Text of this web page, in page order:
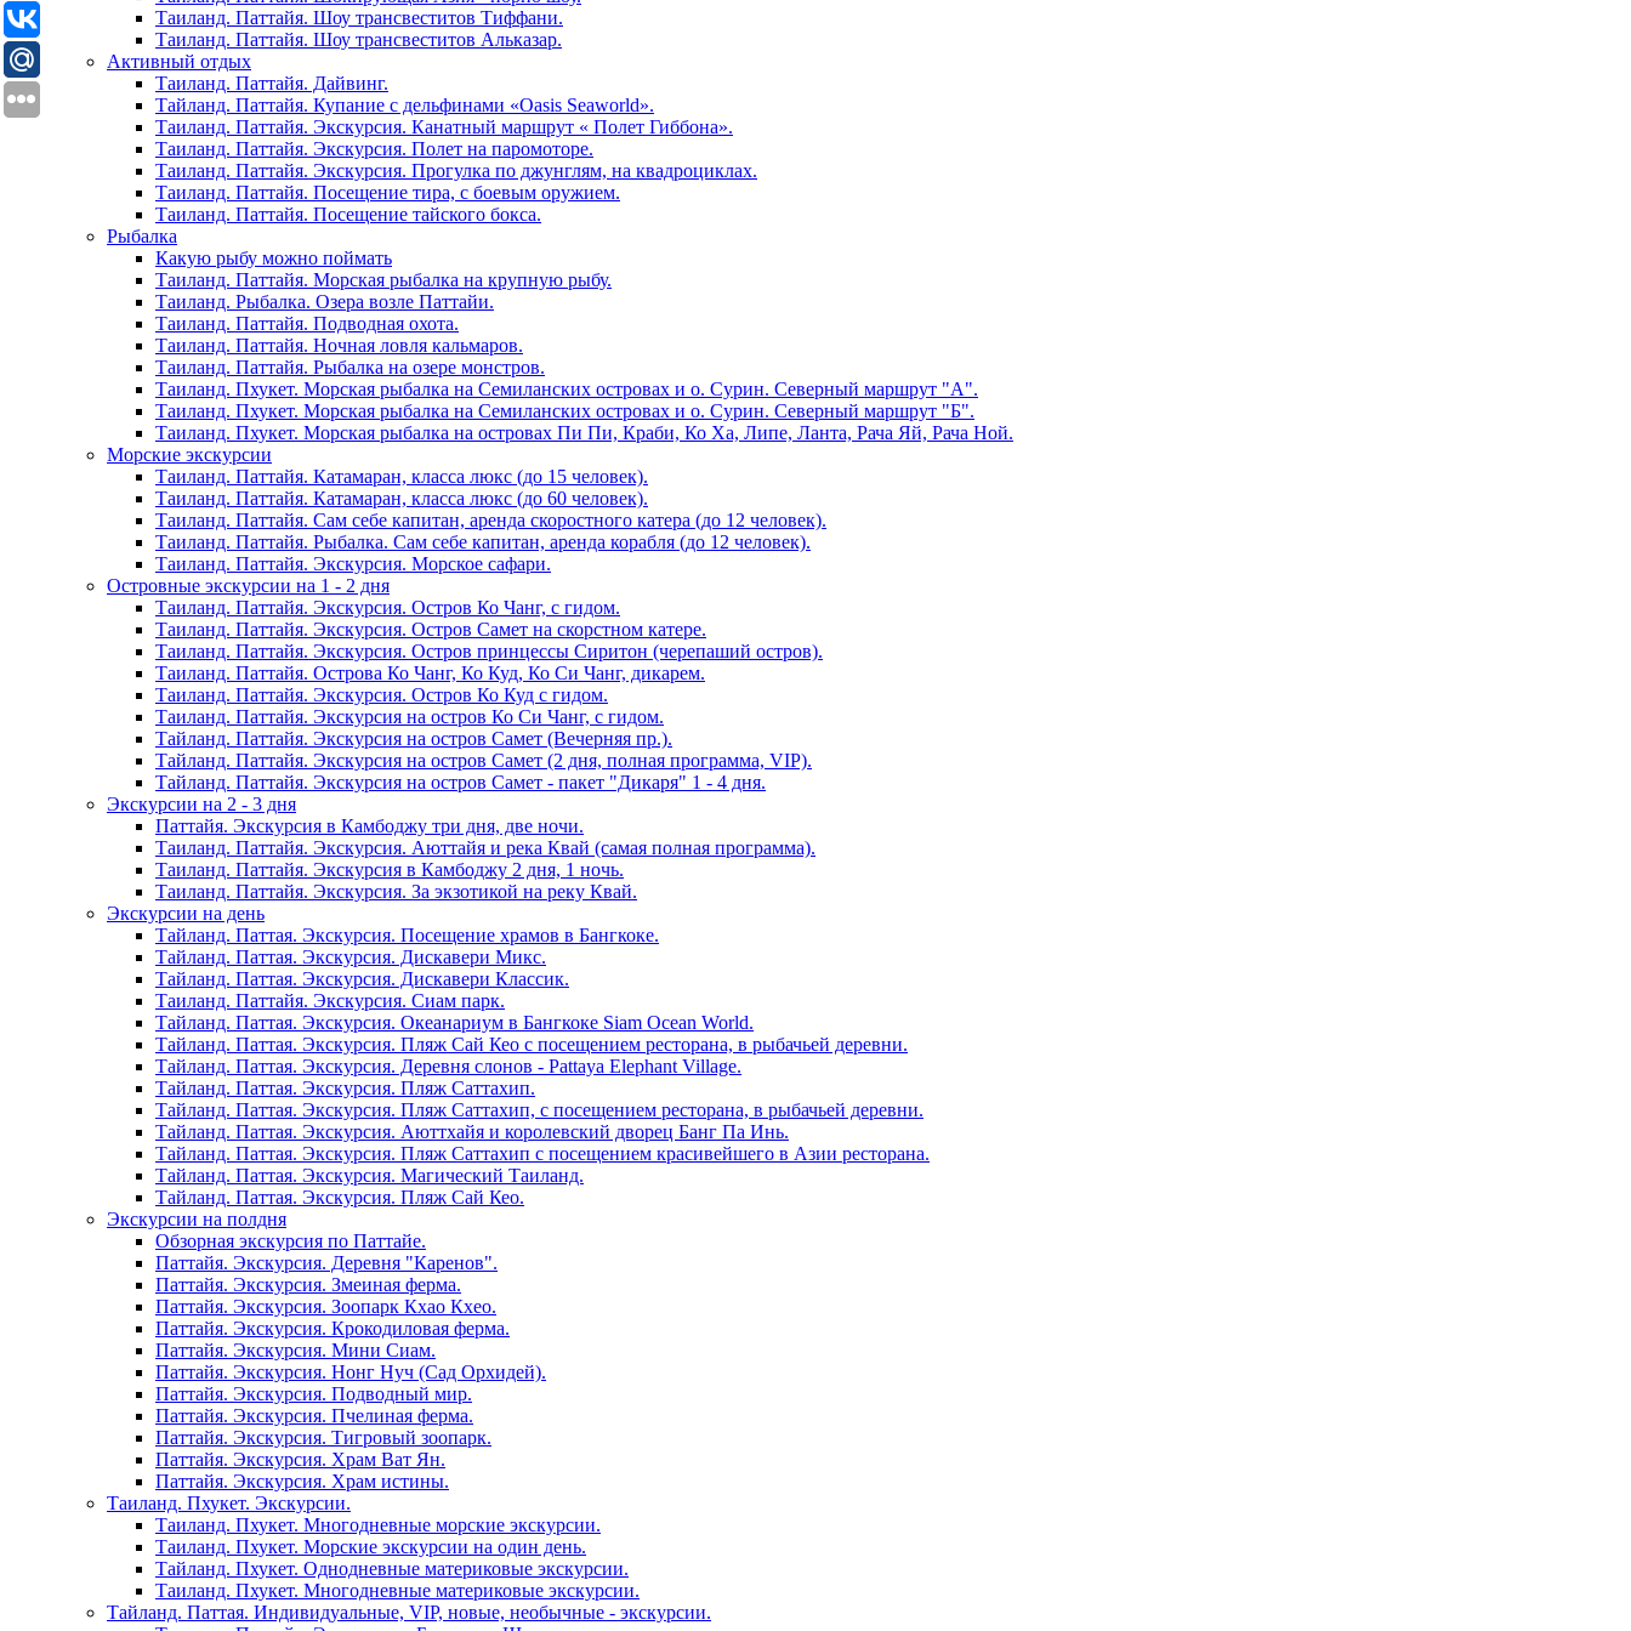
Таиланд. Паттайя. Шоу трансвеститов Тиффани.
Таиланд. Паттайя. Шоу трансвеститов Альказар.
Активный отдых
Таиланд. Паттайя. Дайвинг.
Тайланд. Паттайя. Купание с дельфинами «Oasis Seaworld».
Таиланд. Паттайя. Экскурсия. Канатный маршрут « Полет Гиббона».
Таиланд. Паттайя. Экскурсия. Полет на паромоторе.
Таиланд. Паттайя. Экскурсия. Прогулка по джунглям, на квадроциклах.
Таиланд. Паттайя. Посещение тира, с боевым оружием.
Таиланд. Паттайя. Посещение тайского бокса.
Рыбалка
Какую рыбу можно поймать
Таиланд. Паттайя. Морская рыбалка на крупную рыбу.
Таиланд. Рыбалка. Озера возле Паттайи.
Таиланд. Паттайя. Подводная охота.
Таиланд. Паттайя. Ночная ловля кальмаров.
Таиланд. Паттайя. Рыбалка на озере монстров.
Таиланд. Пхукет. Морская рыбалка на Семиланских островах и о. Сурин. Северный маршрут "А".
Таиланд. Пхукет. Морская рыбалка на Семиланских островах и о. Сурин. Северный маршрут "Б".
Таиланд. Пхукет. Морская рыбалка на островах Пи Пи, Краби, Ко Ха, Липе, Ланта, Рача Яй, Рача Ной.
Морские экскурсии
Таиланд. Паттайя. Катамаран, класса люкс (до 15 человек).
Таиланд. Паттайя. Катамаран, класса люкс (до 60 человек).
Таиланд. Паттайя. Сам себе капитан, аренда скоростного катера (до 12 человек).
Таиланд. Паттайя. Рыбалка. Сам себе капитан, аренда корабля (до 12 человек).
Таиланд. Паттайя. Экскурсия. Морское сафари.
Островные экскурсии на 1 - 2 дня
Таиланд. Паттайя. Экскурсия. Остров Ко Чанг, с гидом.
Таиланд. Паттайя. Экскурсия. Остров Самет на скорстном катере.
Таиланд. Паттайя. Экскурсия. Остров принцессы Сиритон (черепаший остров).
Таиланд. Паттайя. Острова Ко Чанг, Ко Куд, Ко Си Чанг, дикарем.
Таиланд. Паттайя. Экскурсия. Остров Ко Куд с гидом.
Таиланд. Паттайя. Экскурсия на остров Ко Си Чанг, с гидом.
Тайланд. Паттайя. Экскурсия на остров Самет (Вечерняя пр.).
Тайланд. Паттайя. Экскурсия на остров Самет (2 дня, полная программа, VIP).
Тайланд. Паттайя. Экскурсия на остров Самет - пакет "Дикаря" 1 - 4 дня.
Экскурсии на 2 - 3 дня
Паттайя. Экскурсия в Камбоджу три дня, две ночи.
Таиланд. Паттайя. Экскурсия. Аюттайя и река Квай (самая полная программа).
Таиланд. Паттайя. Экскурсия в Камбоджу 2 дня, 1 ночь.
Таиланд. Паттайя. Экскурсия. За экзотикой на реку Квай.
Экскурсии на день
Тайланд. Паттая. Экскурсия. Посещение храмов в Бангкоке.
Тайланд. Паттая. Экскурсия. Дискавери Микс.
Тайланд. Паттая. Экскурсия. Дискавери Классик.
Таиланд. Паттайя. Экскурсия. Сиам парк.
Тайланд. Паттая. Экскурсия. Океанариум в Бангкоке Siam Ocean World.
Тайланд. Паттая. Экскурсия. Пляж Сай Кео с посещением ресторана, в рыбачьей деревни.
Тайланд. Паттая. Экскурсия. Деревня слонов - Pattaya Elephant Village.
Тайланд. Паттая. Экскурсия. Пляж Саттахип.
Тайланд. Паттая. Экскурсия. Пляж Саттахип, с посещением ресторана, в рыбачьей деревни.
Тайланд. Паттая. Экскурсия. Аюттхайя и королевский дворец Банг Па Инь.
Тайланд. Паттая. Экскурсия. Пляж Саттахип с посещением красивейшего в Азии ресторана.
Тайланд. Паттая. Экскурсия. Магический Таиланд.
Тайланд. Паттая. Экскурсия. Пляж Сай Кео.
Экскурсии на полдня
Обзорная экскурсия по Паттайе.
Паттайя. Экскурсия. Деревня "Каренов".
Паттайя. Экскурсия. Змеиная ферма.
Паттайя. Экскурсия. Зоопарк Кхао Кхео.
Паттайя. Экскурсия. Крокодиловая ферма.
Паттайя. Экскурсия. Мини Сиам.
Паттайя. Экскурсия. Нонг Нуч (Сад Орхидей).
Паттайя. Экскурсия. Подводный мир.
Паттайя. Экскурсия. Пчелиная ферма.
Паттайя. Экскурсия. Тигровый зоопарк.
Паттайя. Экскурсия. Храм Ват Ян.
Паттайя. Экскурсия. Храм истины.
Таиланд. Пхукет. Экскурсии.
Таиланд. Пхукет. Многодневные морские экскурсии.
Таиланд. Пхукет. Морские экскурсии на один день.
Тайланд. Пхукет. Однодневные материковые экскурсии.
Таиланд. Пхукет. Многодневные материковые экскурсии.
Тайланд. Паттая. Индивидуальные, VIP, новые, необычные - экскурсии.